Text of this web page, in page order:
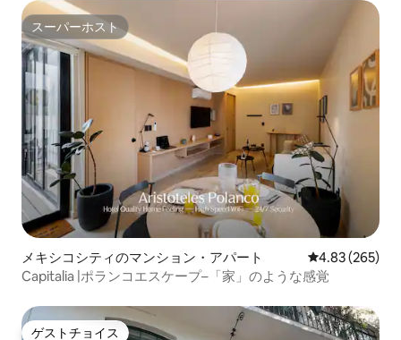
スーパーホスト
スーパーホスト
メキシコシティのマンション・アパート レビュー265
4.83 (265)
Capitalia |ポランコエスケープ–「家」のような感覚
ゲストチョイス